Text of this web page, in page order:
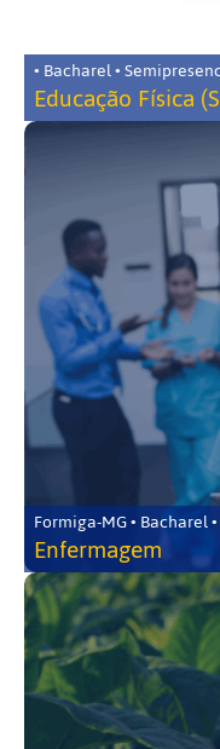
• Bacharel •
Educação Física
Formiga-MG • Bacharel
Enfermagem